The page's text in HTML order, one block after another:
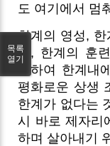
도 여기에서 멈
한계의 영성,
명, 한계의 훈
정하여 한계내
평화로운 상생
한계가 없다는
시 바로 제자리
하며 살아내기
목록
열기